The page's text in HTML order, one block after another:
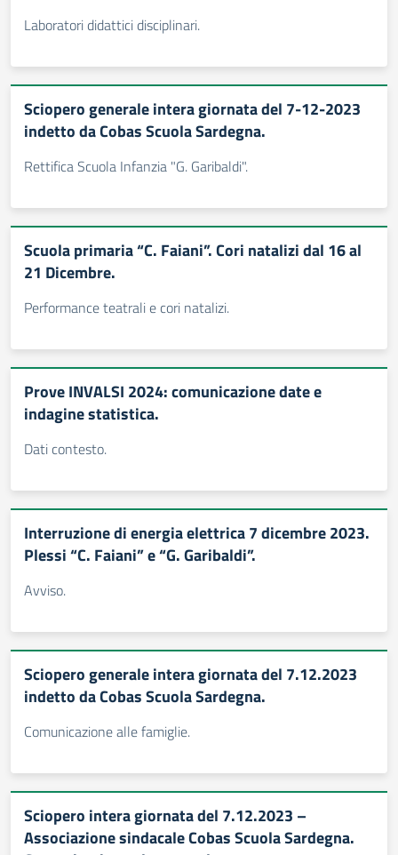
Laboratori didattici disciplinari.
Sciopero generale intera giornata del 7-12-2023
indetto da Cobas Scuola Sardegna.
Rettifica Scuola Infanzia "G. Garibaldi".
Scuola primaria “C. Faiani”. Cori natalizi dal 16 al
21 Dicembre.
Performance teatrali e cori natalizi.
Prove INVALSI 2024: comunicazione date e
indagine statistica.
Dati contesto.
Interruzione di energia elettrica 7 dicembre 2023.
Plessi “C. Faiani” e “G. Garibaldi”.
Avviso.
Sciopero generale intera giornata del 7.12.2023
indetto da Cobas Scuola Sardegna.
Comunicazione alle famiglie.
Sciopero intera giornata del 7.12.2023 –
Associazione sindacale Cobas Scuola Sardegna.